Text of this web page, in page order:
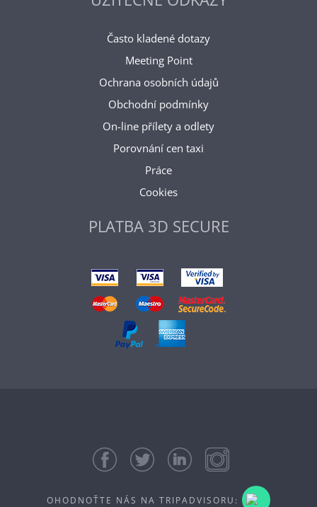
Často kladené dotazy
Meeting Point
Ochrana osobních údajů
Obchodní podmínky
On-line přílety a odlety
Porovnání cen taxi
Práce
Cookies
PLATBA 3D SECURE
OHODNOŤTE NÁS NA TRIPADVISORU: